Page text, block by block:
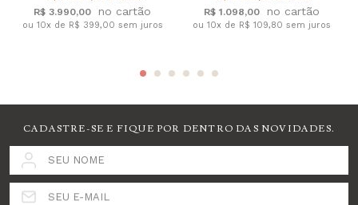
R$ 3.990,00
ou 10x de R$ 399,00 sem juros
R$ 1.098,00
ou 10x de R$ 109,80 sem juros
CADASTRE-SE E FIQUE POR DENTRO DAS NOVIDADES.
SEU NOME
SEU E-MAIL